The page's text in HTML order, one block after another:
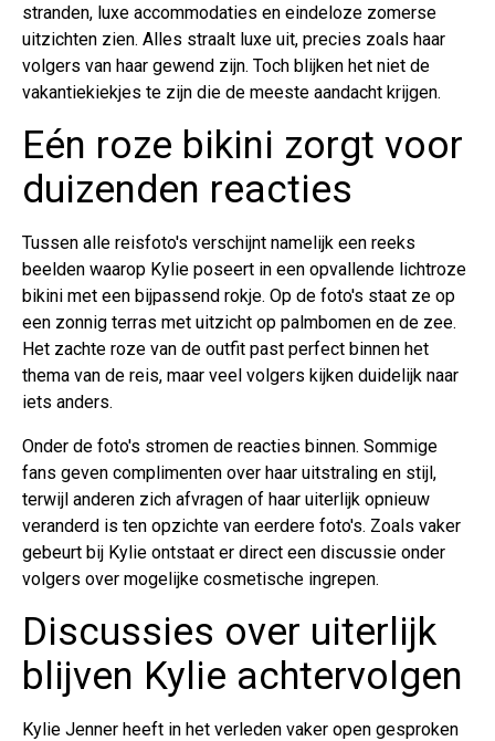
stranden, luxe accommodaties en eindeloze zomerse
uitzichten zien. Alles straalt luxe uit, precies zoals haar
volgers van haar gewend zijn. Toch blijken het niet de
vakantiekiekjes te zijn die de meeste aandacht krijgen.
Eén roze bikini zorgt voor
duizenden reacties
Tussen alle reisfoto's verschijnt namelijk een reeks
beelden waarop Kylie poseert in een opvallende lichtroze
bikini met een bijpassend rokje. Op de foto's staat ze op
een zonnig terras met uitzicht op palmbomen en de zee.
Het zachte roze van de outfit past perfect binnen het
thema van de reis, maar veel volgers kijken duidelijk naar
iets anders.
Onder de foto's stromen de reacties binnen. Sommige
fans geven complimenten over haar uitstraling en stijl,
terwijl anderen zich afvragen of haar uiterlijk opnieuw
veranderd is ten opzichte van eerdere foto's. Zoals vaker
gebeurt bij Kylie ontstaat er direct een discussie onder
volgers over mogelijke cosmetische ingrepen.
Discussies over uiterlijk
blijven Kylie achtervolgen
Kylie Jenner heeft in het verleden vaker open gesproken